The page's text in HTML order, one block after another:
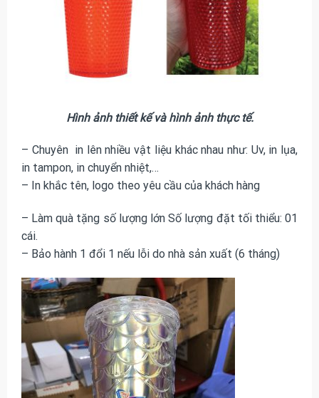
Hình ảnh thiết kế và hình ảnh thực tế.
– Chuyên in lên nhiều vật liệu khác nhau như: Uv, in lụa,
in tampon, in chuyển nhiệt,…
– In khắc tên, logo theo yêu cầu của khách hàng
– Làm quà tặng số lượng lớn Số lượng đặt tối thiểu: 01
cái.
– Bảo hành 1 đổi 1 nếu lỗi do nhà sản xuất (6 tháng)